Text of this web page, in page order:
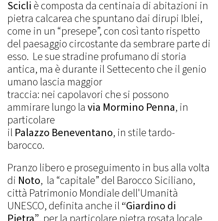
Scicli è composta da centinaia di abitazioni in
pietra calcarea che spuntano dai dirupi Iblei,
come in un “presepe”, con così tanto rispetto
del paesaggio circostante da sembrare parte di
esso. Le sue stradine profumano di storia
antica, ma è durante il Settecento che il genio
umano lascia maggior
traccia: nei capolavori che si possono
ammirare lungo lavia Mormino Penna, in
particolare
il Palazzo Beneventano, in stile tardo-
barocco.
Pranzo libero e proseguimento in bus alla volta
di Noto, la “capitale” del Barocco Siciliano,
città Patrimonio Mondiale dell'Umanità
UNESCO, definita anche il“Giardino di